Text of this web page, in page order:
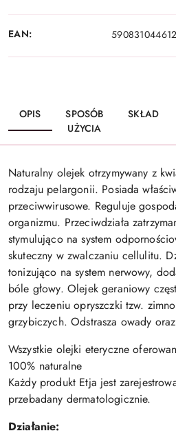
EAN:
OPIS
SPOSÓB
UŻYCIA
SKŁAD
Naturalny olejek otrzymywany z
rodzaju pelargonii. Posiada
przeciwwirusowe. Reguluje
organizmu. Przeciwdziała
stymulująco na system
skuteczny w zwalczaniu cellulitu.
tonizująco na system nerwowy,
bóle głowy. Olejek geraniowy
przy leczeniu opryszczki tzw.
grzybiczych. Odstrasza owady
Wszystkie olejki eteryczne
100% naturalne
Każdy produkt Etja jest
przebadany dermatologicznie.
Działanie: